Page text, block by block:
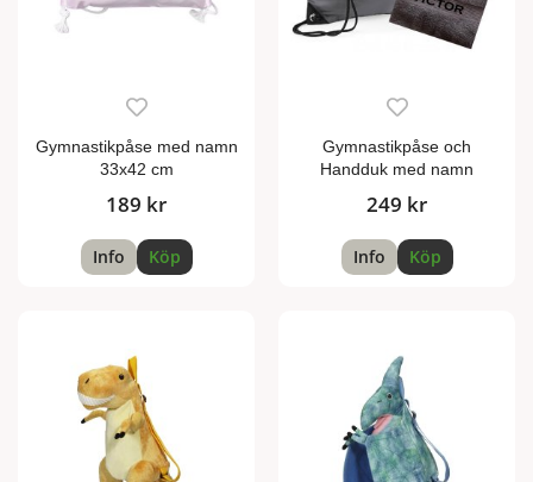
Gymnastikpåse med namn
33x42 cm
189 kr
Info Köp
Gymnastikpåse och
Handduk med namn
249 kr
Info Köp